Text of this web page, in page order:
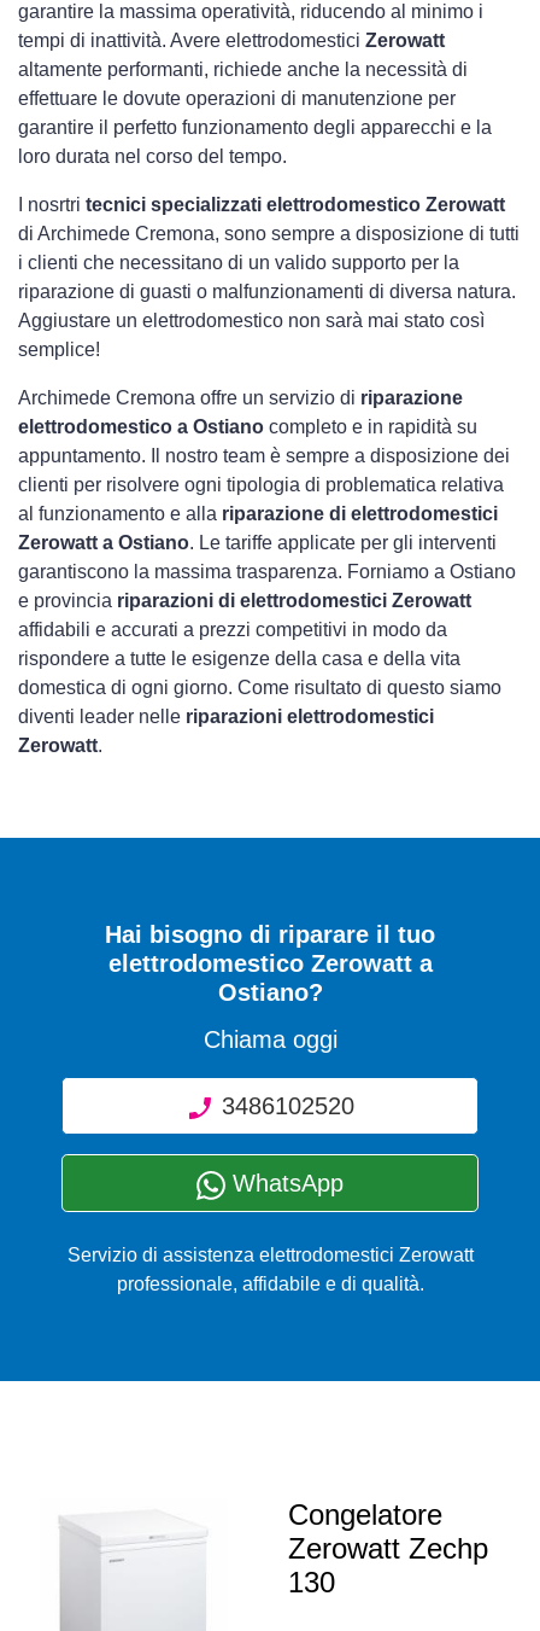
garantire la massima operatività, riducendo al minimo i
tempi di inattività. Avere elettrodomestici Zerowatt
altamente performanti, richiede anche la necessità di
effettuare le dovute operazioni di manutenzione per
garantire il perfetto funzionamento degli apparecchi e la
loro durata nel corso del tempo.
I nosrtri tecnici specializzati elettrodomestico Zerowatt
di Archimede Cremona, sono sempre a disposizione di tutti
i clienti che necessitano di un valido supporto per la
riparazione di guasti o malfunzionamenti di diversa natura.
Aggiustare un elettrodomestico non sarà mai stato così
semplice!
Archimede Cremona offre un servizio di riparazione
elettrodomestico a Ostiano completo e in rapidità su
appuntamento. Il nostro team è sempre a disposizione dei
clienti per risolvere ogni tipologia di problematica relativa
al funzionamento e alla riparazione di elettrodomestici
Zerowatt a Ostiano. Le tariffe applicate per gli interventi
garantiscono la massima trasparenza. Forniamo a Ostiano
e provincia riparazioni di elettrodomestici Zerowatt
affidabili e accurati a prezzi competitivi in modo da
rispondere a tutte le esigenze della casa e della vita
domestica di ogni giorno. Come risultato di questo siamo
diventi leader nelle riparazioni elettrodomestici
Zerowatt.
Hai bisogno di riparare il tuo
elettrodomestico Zerowatt a
Ostiano?
Chiama oggi
3486102520
WhatsApp
Servizio di assistenza elettrodomestici Zerowatt
professionale, affidabile e di qualità.
Congelatore
Zerowatt Zechp
130